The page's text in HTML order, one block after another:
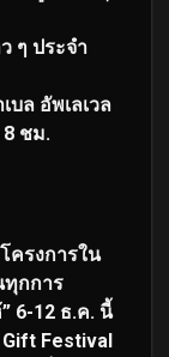
ๆ ประจำ
บล อัพเลเวล
8 ชม.
ครงการใน
ทุกการ
6-12 ธ.ค. นี้
Gift Festival